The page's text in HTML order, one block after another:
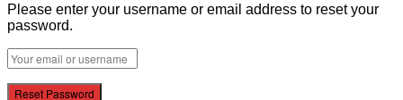
Please enter your username or email address to reset your
password.